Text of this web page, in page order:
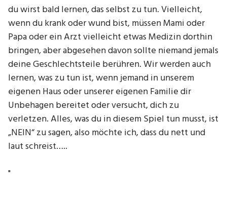
du wirst bald lernen, das selbst zu tun. Vielleicht,
wenn du krank oder wund bist, müssen Mami oder
Papa oder ein Arzt vielleicht etwas Medizin dorthin
bringen, aber abgesehen davon sollte niemand jemals
deine Geschlechtsteile berühren. Wir werden auch
lernen, was zu tun ist, wenn jemand in unserem
eigenen Haus oder unserer eigenen Familie dir
Unbehagen bereitet oder versucht, dich zu
verletzen. Alles, was du in diesem Spiel tun musst, ist
„NEIN“ zu sagen, also möchte ich, dass du nett und
laut schreist…..
"